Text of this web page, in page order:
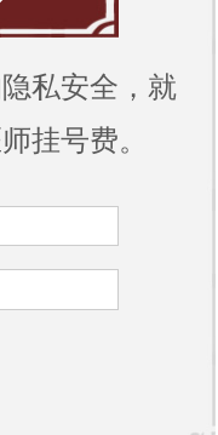
私安全，就
挂号费。